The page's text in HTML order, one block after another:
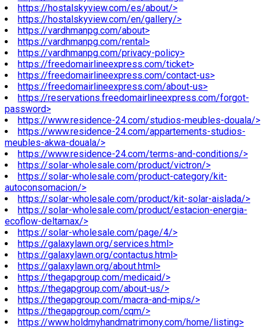
https://hostalskyview.com/es/about/>
https://hostalskyview.com/en/gallery/>
https://vardhmanpg.com/about>
https://vardhmanpg.com/rental>
https://vardhmanpg.com/privacy-policy>
https://freedomairlineexpress.com/ticket>
https://freedomairlineexpress.com/contact-us>
https://freedomairlineexpress.com/about-us>
https://reservations.freedomairlineexpress.com/forgot-
password>
https://www.residence-24.com/studios-meubles-douala/>
https://www.residence-24.com/appartements-studios-
meubles-akwa-douala/>
https://www.residence-24.com/terms-and-conditions/>
https://solar-wholesale.com/product/victron/>
https://solar-wholesale.com/product-category/kit-
autoconsomacion/>
https://solar-wholesale.com/product/kit-solar-aislada/>
https://solar-wholesale.com/product/estacion-energia-
ecoflow-deltamax/>
https://solar-wholesale.com/page/4/>
https://galaxylawn.org/services.html>
https://galaxylawn.org/contactus.html>
https://galaxylawn.org/about.html>
https://thegapgroup.com/medicaid/>
https://thegapgroup.com/about-us/>
https://thegapgroup.com/macra-and-mips/>
https://thegapgroup.com/cqm/>
https://www.holdmyhandmatrimony.com/home/listing>